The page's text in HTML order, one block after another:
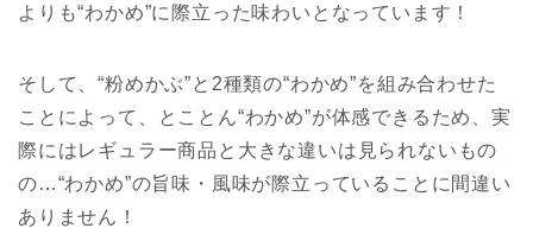
よりも“わかめ”に際立った味わいとなっています！
そして、“粉めかぶ”と2種類の“わかめ”を組み合わせた
ことによって、とことん“わかめ”が体感できるため、実
際にはレギュラー商品と大きな違いは見られないもの
の…“わかめ”の旨味・風味が際立っていることに間違い
ありません！